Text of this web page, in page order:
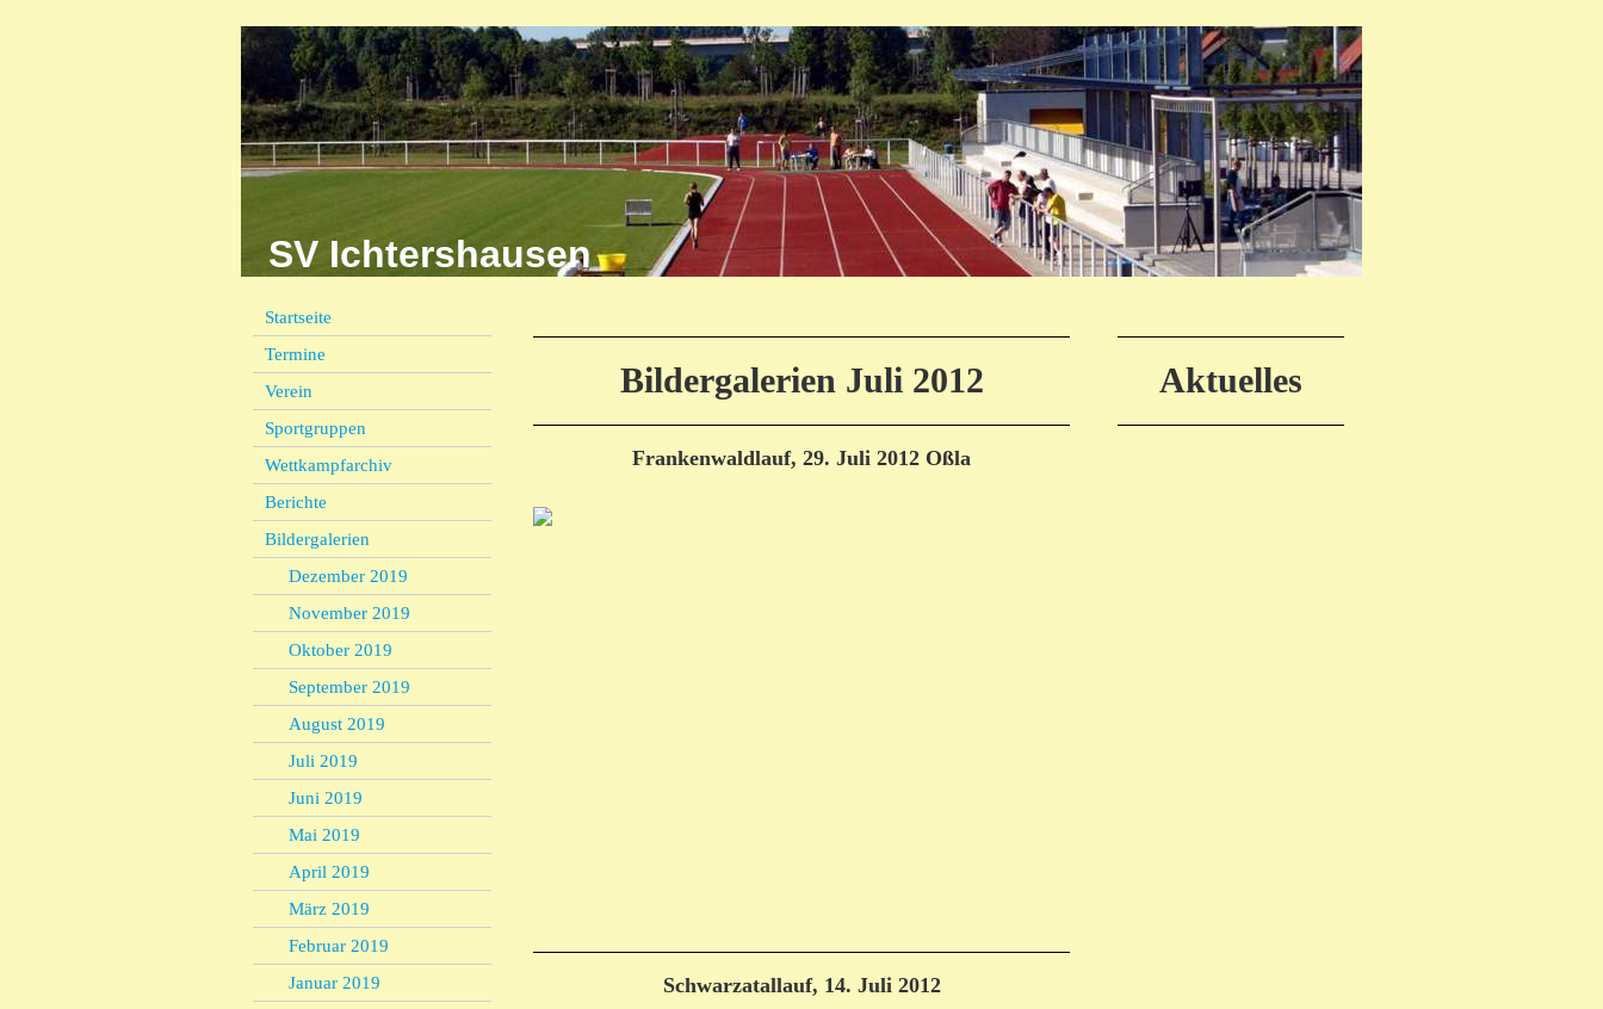
SV Ichtershausen
Startseite
Termine
Verein
Sportgruppen
Wettkampfarchiv
Berichte
Bildergalerien
Dezember 2019
November 2019
Oktober 2019
September 2019
August 2019
Juli 2019
Juni 2019
Mai 2019
April 2019
März 2019
Februar 2019
Januar 2019
Bildergalerien Juli 2012
Frankenwaldlauf, 29. Juli 2012 Oßla
Schwarzatallauf, 14. Juli 2012
Aktuelles